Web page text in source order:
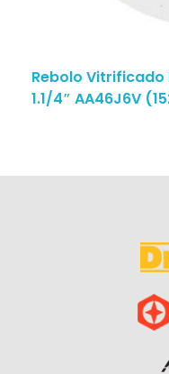
Rebolo Vitrificado
1.1/4″ AA46J6V